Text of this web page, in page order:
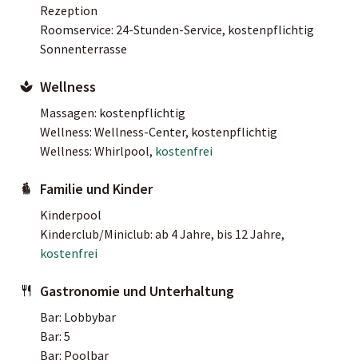
Rezeption
Roomservice: 24-Stunden-Service, kostenpflichtig
Sonnenterrasse
Wellness
Massagen: kostenpflichtig
Wellness: Wellness-Center, kostenpflichtig
Wellness: Whirlpool, kostenfrei
Familie und Kinder
Kinderpool
Kinderclub/Miniclub: ab 4 Jahre, bis 12 Jahre,
kostenfrei
Gastronomie und Unterhaltung
Bar: Lobbybar
Bar: 5
Bar: Poolbar